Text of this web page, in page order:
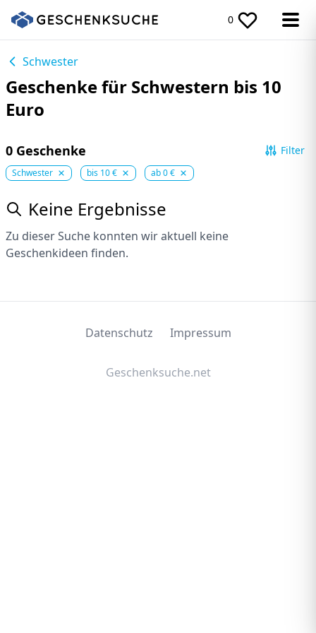
0
Schwester
Geschenke für Schwestern bis 10
Euro
0 Geschenke Filter
Schwester bis 10 € ab 0 €
Keine Ergebnisse
Zu dieser Suche konnten wir aktuell keine
Geschenkideen finden.
Datenschutz Impressum
Geschenksuche.net